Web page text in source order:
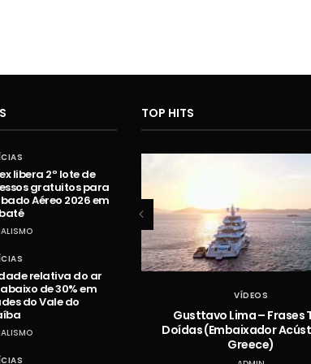
libera 2º lote de
gratuitos para
Aéreo 2026 em
relativa do ar
de 30% em
do Vale do
TOP HITS
VÍDEOS
– Vazou na
Braquiara
VÍDEOS
Gusttavo Lima – Frases
Doídas (Embaixador
Greece)